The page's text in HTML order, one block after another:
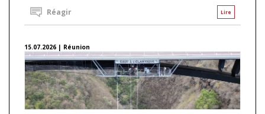
Lire
Réagir
15.07.2026 | Réunion